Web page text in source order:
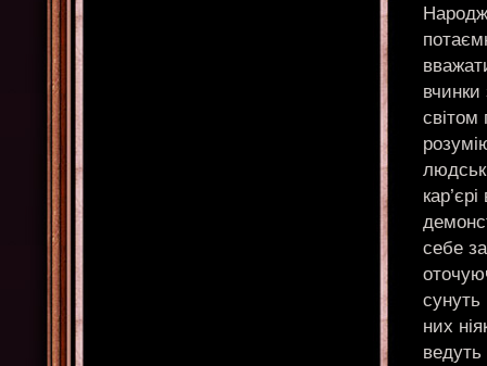
світом
себе за
сунуть
них